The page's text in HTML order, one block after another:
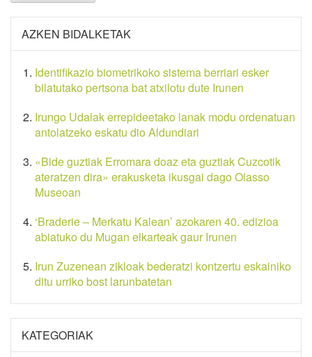
AZKEN BIDALKETAK
Identifikazio biometrikoko sistema berriari esker
bilatutako pertsona bat atxilotu dute Irunen
Irungo Udalak errepideetako lanak modu ordenatuan
antolatzeko eskatu dio Aldundiari
«Bide guztiak Erromara doaz eta guztiak Cuzcotik
ateratzen dira» erakusketa ikusgai dago Oiasso
Museoan
‘Braderie – Merkatu Kalean’ azokaren 40. edizioa
abiatuko du Mugan elkarteak gaur Irunen
Irun Zuzenean zikloak bederatzi kontzertu eskainiko
ditu urriko bost larunbatetan
KATEGORIAK